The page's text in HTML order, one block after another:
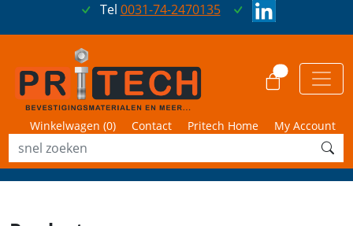
Tel 0031-74-2470135
Winkelwagen (0) Contact Pritech Home My Account